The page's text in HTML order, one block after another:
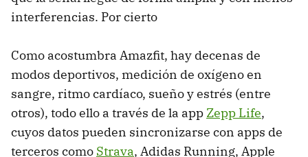
interferencias. Por cierto
Como acostumbra Amazfit, hay decenas de
modos deportivos, medición de oxígeno en
sangre, ritmo cardíaco, sueño y estrés (entre
otros), todo ello a través de la app Zepp Life,
cuyos datos pueden sincronizarse con apps de
terceros como Strava, Adidas Running, Apple